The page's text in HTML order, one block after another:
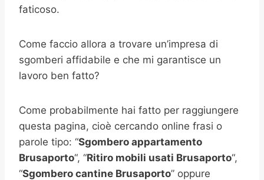
faticoso.
Come faccio allora a trovare un’impresa di
sgomberi affidabile e che mi garantisce un
lavoro ben fatto?
Come probabilmente hai fatto per raggiungere
questa pagina, cioè cercando online frasi o
parole tipo: “Sgombero appartamento
Brusaporto“, “Ritiro mobili usati Brusaporto“,
“Sgombero cantine Brusaporto” oppure